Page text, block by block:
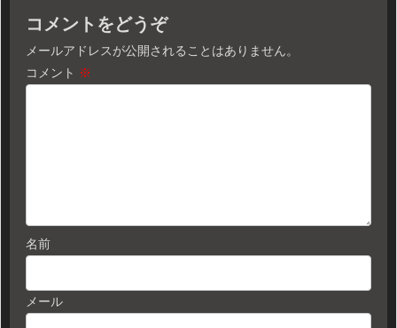
コメントをどうぞ
メールアドレスが公開されることはありません。
コメント ※
名前
メール